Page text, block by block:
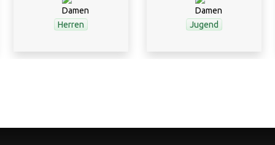
Herren Jugend